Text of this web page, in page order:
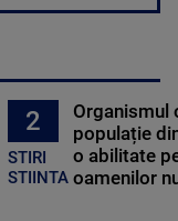
2
STIRI
STIINTA
Organismul
populație
o abilitate
oamenilor